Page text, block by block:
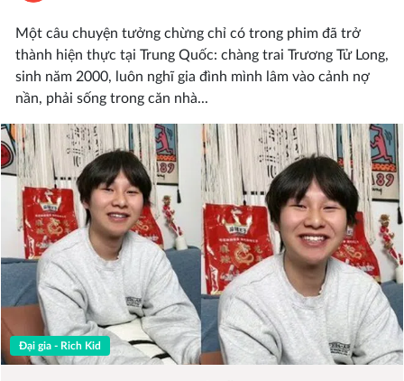
Một câu chuyện tưởng chừng chỉ có trong phim đã trở
thành hiện thực tại Trung Quốc: chàng trai Trương Tử Long,
sinh năm 2000, luôn nghĩ gia đình mình lâm vào cảnh nợ
nần, phải sống trong căn nhà...
Đại gia - Rich Kid